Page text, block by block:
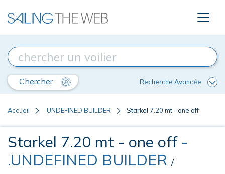
Chercher Recherche Avancée
Accueil .UNDEFINED BUILDER Starkel 7.20 mt - one off
Starkel 7.20 mt - one off -
.UNDEFINED BUILDER /